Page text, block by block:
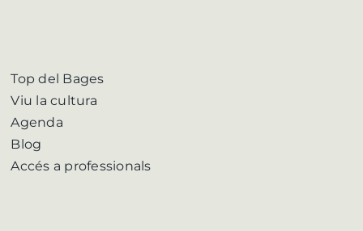
Top del Bages
Viu la cultura
Agenda
Blog
Accés a professionals